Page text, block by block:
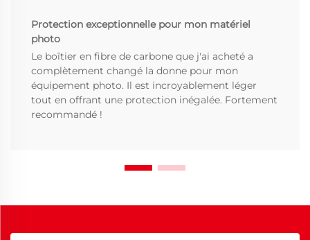
Protection exceptionnelle pour mon matériel
photo
Le boîtier en fibre de carbone que j'ai acheté a
complètement changé la donne pour mon
équipement photo. Il est incroyablement léger
tout en offrant une protection inégalée. Fortement
recommandé !